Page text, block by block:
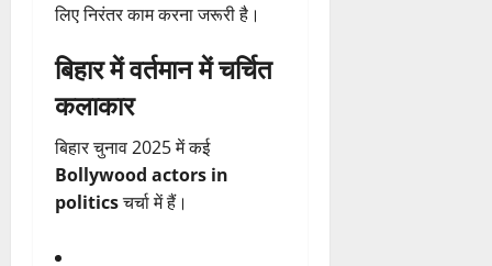
लिए निरंतर काम करना जरूरी है।
बिहार में वर्तमान में चर्चित
कलाकार
बिहार चुनाव 2025 में कई
Bollywood actors in
politicsचर्चा में हैं।